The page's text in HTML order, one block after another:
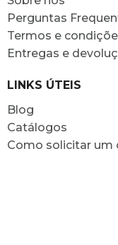
Perguntas
Termos e
Entregas e
LINKS ÚTEIS
Blog
Catálogos
Como solicitar um